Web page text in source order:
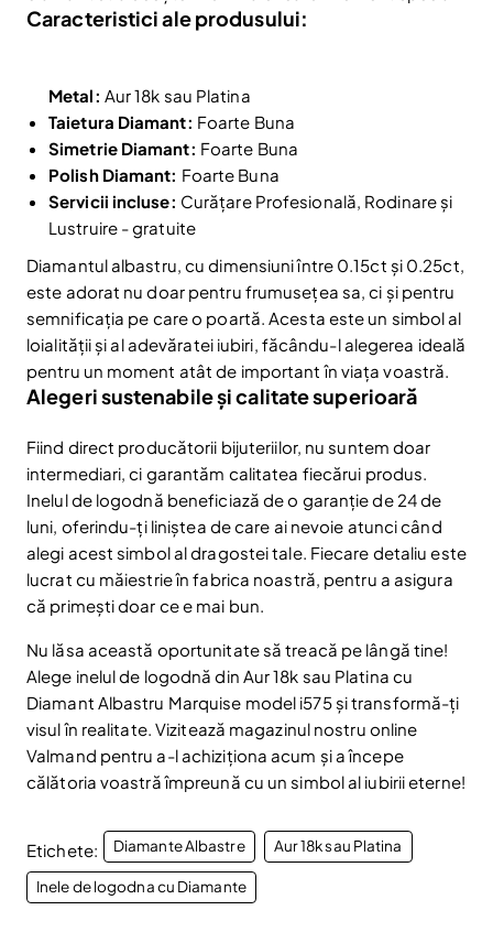
Reduceri și noutăți doar pentru abonați
Fii la curent cu noutățile și promoțiile abonându-te
la newsletter-ul nostru.
Email
Abonare
Nu mai afișa.
Caracteristici ale produsului:
Metal: Aur 18k sau Platina
Taietura Diamant: Foarte Buna
Simetrie Diamant: Foarte Buna
Polish Diamant: Foarte Buna
Servicii incluse: Curățare Profesională, Rodinare și
Lustruire - gratuite
Diamantul albastru, cu dimensiuni între 0.15ct și 0.25ct,
este adorat nu doar pentru frumusețea sa, ci și pentru
semnificația pe care o poartă. Acesta este un simbol al
loialității și al adevăratei iubiri, făcându-l alegerea ideală
pentru un moment atât de important în viața voastră.
Alegeri sustenabile și calitate superioară
Fiind direct producătorii bijuteriilor, nu suntem doar
intermediari, ci garantăm calitatea fiecărui produs.
Inelul de logodnă beneficiază de o garanție de 24 de
luni, oferindu-ți liniștea de care ai nevoie atunci când
alegi acest simbol al dragostei tale. Fiecare detaliu este
lucrat cu măiestrie în fabrica noastră, pentru a asigura
că primești doar ce e mai bun.
Nu lăsa această oportunitate să treacă pe lângă tine!
Alege inelul de logodnă din Aur 18k sau Platina cu
Diamant Albastru Marquise model i575 și transformă-ți
visul în realitate. Vizitează magazinul nostru online
Valmand pentru a-l achiziționa acum și a începe
călătoria voastră împreună cu un simbol al iubirii eterne!
Etichete: Diamante Albastre Aur 18k sau Platina
Inele de logodna cu Diamante